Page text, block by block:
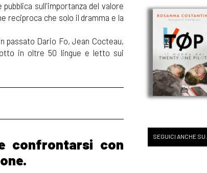
sull'importanza del valore
reciproca che solo il dramma e la
passato Dario Fo, Jean Cocteau,
in oltre 50 lingue e letto sui
confrontarsi con
SEGUICI ANCHE SU...